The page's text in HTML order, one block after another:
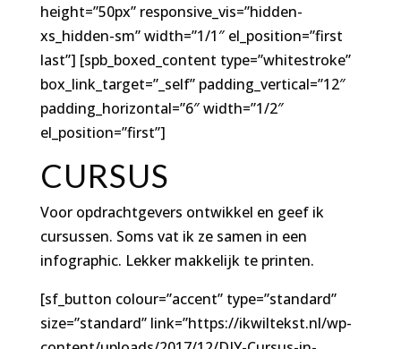
height=”50px” responsive_vis=”hidden-
xs_hidden-sm” width=”1/1″ el_position=”first
last”] [spb_boxed_content type=”whitestroke”
box_link_target=”_self” padding_vertical=”12″
padding_horizontal=”6″ width=”1/2″
el_position=”first”]
CURSUS
Voor opdrachtgevers ontwikkel en geef ik
cursussen. Soms vat ik ze samen in een
infographic. Lekker makkelijk te printen.
[sf_button colour=”accent” type=”standard”
size=”standard” link=”https://ikwiltekst.nl/wp-